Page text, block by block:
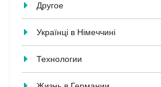
Другое
Українці в Німеччині
Технологии